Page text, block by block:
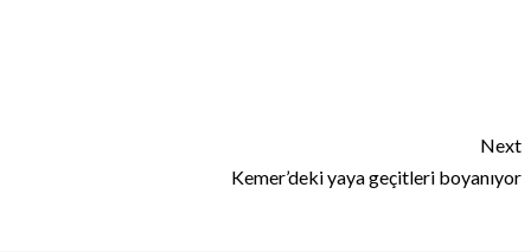
Next
Kemer’deki yaya geçitleri boyanıyor